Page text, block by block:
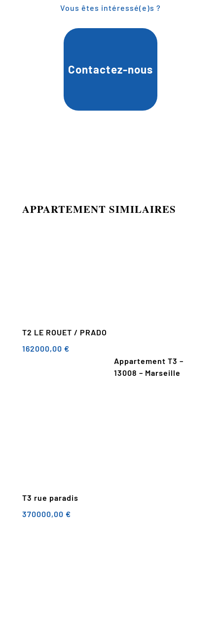
Vous êtes intéressé(e)s ?
Contactez-nous
APPARTEMENT SIMILAIRES
T2 LE ROUET / PRADO
162000,00 €
Appartement T3 –
13008 – Marseille
T3 rue paradis
370000,00 €